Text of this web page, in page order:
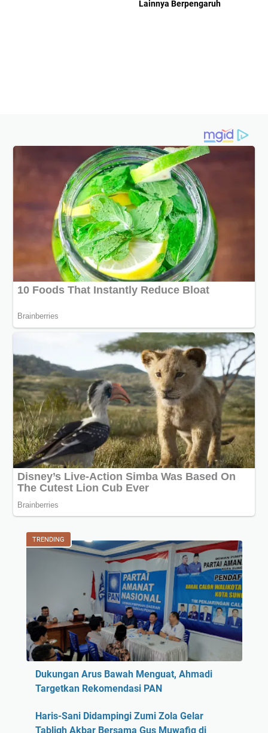
Lainnya Berpengaruh
TRENDING
Dukungan Arus Bawah Menguat, Ahmadi
Targetkan Rekomendasi PAN
Haris-Sani Didampingi Zumi Zola Gelar
Tabligh Akbar Bersama Gus Muwafiq di